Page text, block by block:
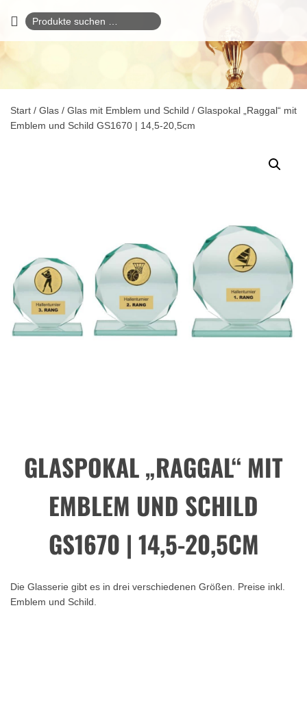
Suchen
nach:
Start / Glas / Glas mit Emblem und Schild / Glaspokal „Raggal“ mit
Emblem und Schild GS1670 | 14,5-20,5cm
GLASPOKAL „RAGGAL“ MIT
EMBLEM UND SCHILD
GS1670 | 14,5-20,5CM
Die Glasserie gibt es in drei verschiedenen Größen. Preise inkl.
Emblem und Schild.